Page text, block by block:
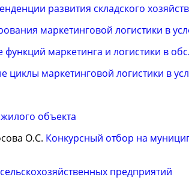
развития складского
маркетинговой логистики в
функций маркетинга и логистики в
циклы маркетинговой логистики в
объекта
О.С. Конкурсный отбор на
предприятий